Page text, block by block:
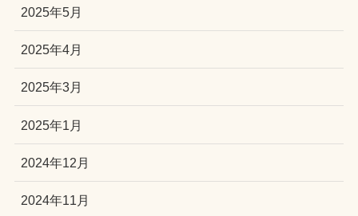
2025年5月
2025年4月
2025年3月
2025年1月
2024年12月
2024年11月